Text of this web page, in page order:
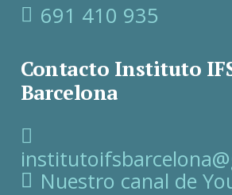
691 410 935
Contacto Instituto
Barcelona
Nuestro canal de